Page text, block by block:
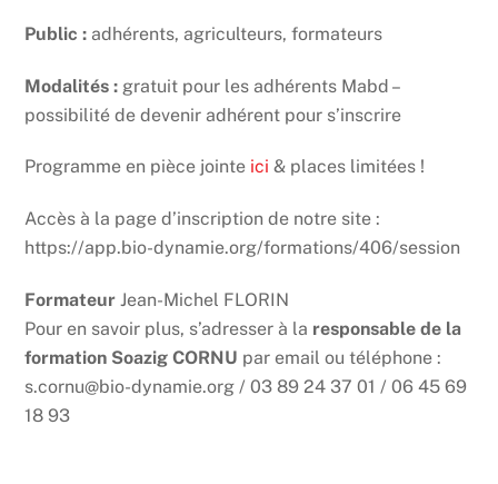
Public : adhérents, agriculteurs, formateurs
Modalités : gratuit pour les adhérents Mabd –
possibilité de devenir adhérent pour s’inscrire
Programme en pièce jointe ici& places limitées !
Accès à la page d’inscription de notre site :
https://app.bio-dynamie.org/formations/406/session
FormateurJean-Michel FLORIN
Pour en savoir plus, s’adresser à la responsable de la
formation Soazig CORNU par email ou téléphone :
s.cornu@bio-dynamie.org / 03 89 24 37 01 / 06 45 69
18 93